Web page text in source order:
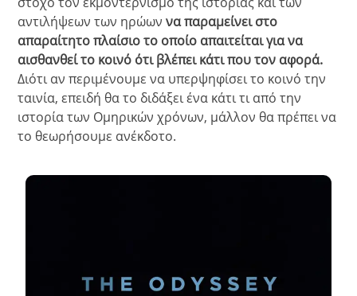
αντιλήψεων των ηρώωννα παραμείνει στο
απαραίτητο πλαίσιο το οποίο απαιτείται για να
αισθανθεί το κοινό ότι βλέπει κάτι που τον αφορά.
Διότι αν περιμένουμε να υπερψηφίσει το κοινό την
ταινία, επειδή θα το διδάξει ένα κάτι τι από την
ιστορία των Ομηρικών χρόνων, μάλλον θα πρέπει να
το θεωρήσουμε ανέκδοτο.